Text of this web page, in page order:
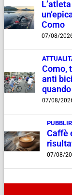
Como
07/08/
Como,
anti
quando
07/08/
Caffè
07/08/